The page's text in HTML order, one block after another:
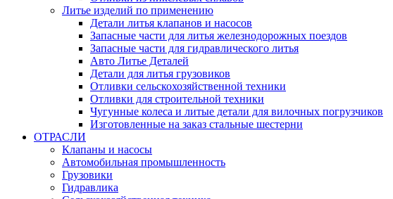
Литье изделий по применению
Детали литья клапанов и насосов
Запасные части для литья железнодорожных поездов
Запасные части для гидравлического литья
Авто Литье Деталей
Детали для литья грузовиков
Отливки сельскохозяйственной техники
Отливки для строительной техники
Чугунные колеса и литые детали для вилочных погрузчиков
Изготовленные на заказ стальные шестерни
ОТРАСЛИ
Клапаны и насосы
Автомобильная промышленность
Грузовики
Гидравлика